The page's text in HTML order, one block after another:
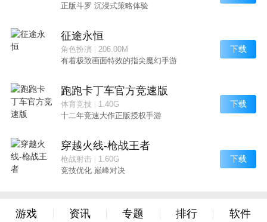
正版斗罗 沉浸式策略体验
征途永恒
角色扮演| 206.00M
有着极致画面特效的指尖魔幻手游
下载
跑跑卡丁车官方竞速版
体育竞技
1.40G
十二年竞速大作正版授权手游
下载
穿越火线-枪战王者
枪战射击
1.60G
竞技优化 巅峰对决
下载
游戏 资讯 专题 排行 软件